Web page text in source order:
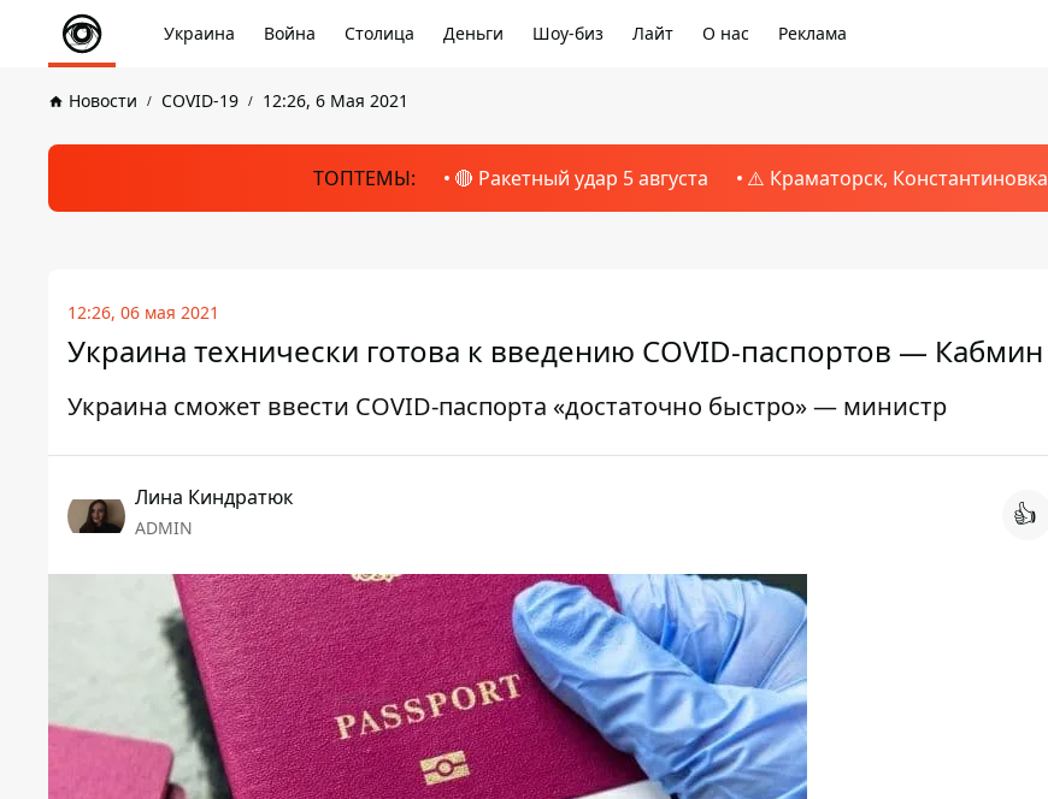
Украина Война Столица Деньги Шоу-биз Лайт О нас Реклама
Новости COVID-19 12:26, 6 Мая 2021
ТОПТЕМЫ: 🔴 Ракетный удар 5 августа ⚠️ Краматорск, Константиновка
12:26, 06 мая 2021
Украина технически готова к введению COVID-паспортов — Кабмин
Украина сможет ввести COVID-паспорта «достаточно быстро» — министр
Лина Киндратюк
ADMIN 👍